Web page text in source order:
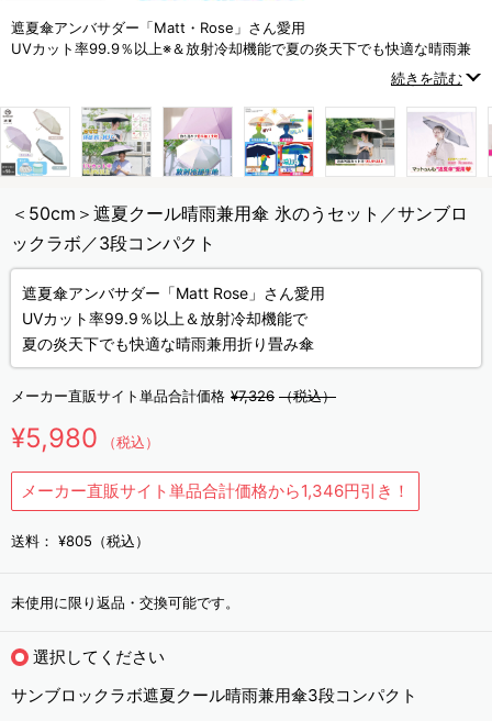
遮夏傘アンバサダー「Matt・Rose」さん愛用
UVカット率99.9％以上※＆放射冷却機能で夏の炎天下でも快適な晴雨兼
※カケンテストセンター調べ
続きを読む
＜50cm＞遮夏クール晴雨兼用傘 氷のうセット／サンブロ
ックラボ／3段コンパクト
遮夏傘アンバサダー「Matt Rose」さん愛用
UVカット率99.9％以上＆放射冷却機能で
夏の炎天下でも快適な晴雨兼用折り畳み傘
メーカー直販サイト単品合計価格 ¥7,326 （税込）
¥5,980 （税込）
メーカー直販サイト単品合計価格から1,346円引き！
送料： ¥805（税込）
未使用に限り返品・交換可能です。
選択してください
サンブロックラボ遮夏クール晴雨兼用傘3段コンパクト